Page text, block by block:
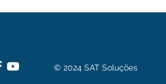
© 2024 SAT Soluções